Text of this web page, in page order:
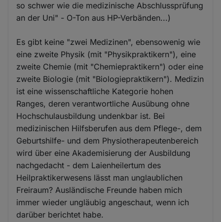
so schwer wie die medizinische Abschlussprüfung
an der Uni" - O-Ton aus HP-Verbänden...)
Es gibt keine "zwei Medizinen", ebensowenig wie
eine zweite Physik (mit "Physikpraktikern"), eine
zweite Chemie (mit "Chemiepraktikern") oder eine
zweite Biologie (mit "Biologiepraktikern"). Medizin
ist eine wissenschaftliche Kategorie hohen
Ranges, deren verantwortliche Ausübung ohne
Hochschulausbildung undenkbar ist. Bei
medizinischen Hilfsberufen aus dem Pflege-, dem
Geburtshilfe- und dem Physiotherapeutenbereich
wird über eine Akademisierung der Ausbildung
nachgedacht - dem Laienheilertum des
Heilpraktikerwesens lässt man unglaublichen
Freiraum? Ausländische Freunde haben mich
immer wieder ungläubig angeschaut, wenn ich
darüber berichtet habe.